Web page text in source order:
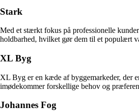
Stark
Med et stærkt fokus på professionelle
holdbarhed, hvilket gør dem til et populært
XL Byg
XL Byg er en kæde af byggemarkeder, der
imødekommer forskellige behov og
Johannes Fog